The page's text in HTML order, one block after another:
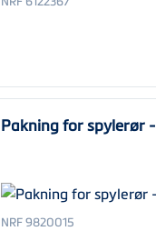
Pakning for spylerør
NRF 9820015